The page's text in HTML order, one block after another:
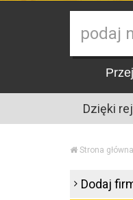
Dzięki
Strona główna
Dodaj